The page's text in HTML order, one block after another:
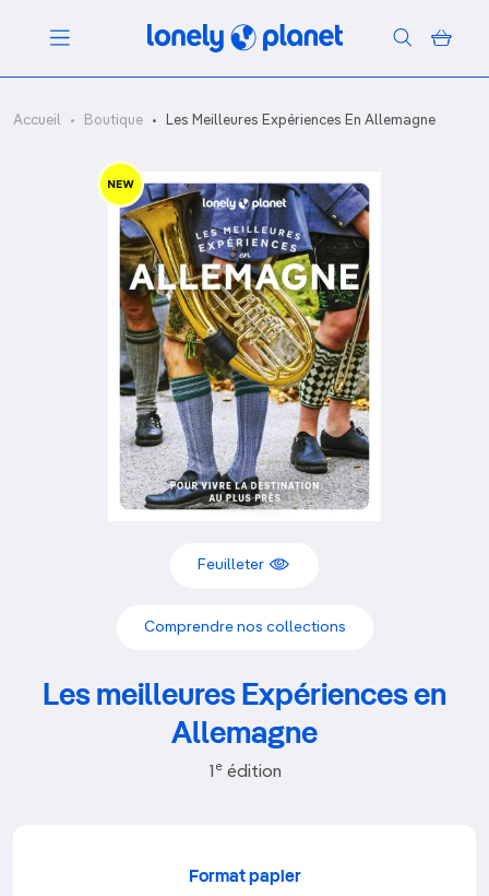
Menu
Votre recherche
Accueil Boutique Les Meilleures Expériences En Allemagne
Feuilleter
Comprendre nos collections
Les meilleures Expériences en
Allemagne
1 eédition
Format papier